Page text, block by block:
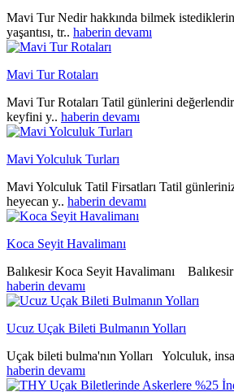
Mavi Tur Nedir hakkında bilmek
yaşantısı, tr.. haberin devamı
Mavi Tur Rotaları
Mavi Tur Rotaları Tatil günlerini
keyfini y.. haberin devamı
Mavi Yolculuk Turları
Mavi Yolculuk Tatil Firsatları Tatil
heyecan y.. haberin devamı
Koca Seyit Havalimanı
Balıkesir Koca Seyit Havalimanı
haberin devamı
Ucuz Uçak Bileti Bulmanın Yolları
Uçak bileti bulma'nın Yolları Yolculuk,
haberin devamı